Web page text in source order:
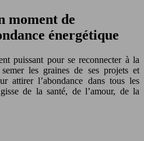
moment de
énergétique
puissant pour se reconnecter à la
les graines de ses projets et
attirer l’abondance dans tous les
de la santé, de l’amour, de la